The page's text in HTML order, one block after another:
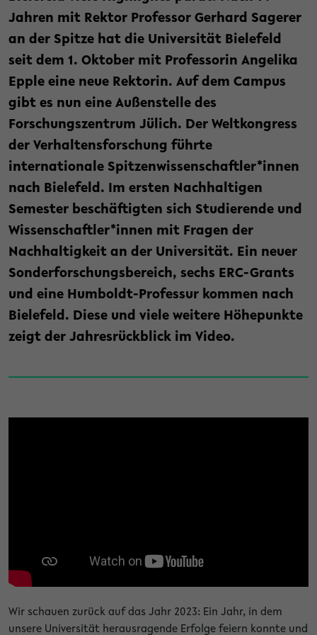
Jahren mit Rektor Professor Gerhard Sagerer
an der Spitze hat die Universität Bielefeld
seit dem 1. Oktober mit Professorin Angelika
Epple eine neue Rektorin. Auf dem Campus
gibt es nun eine Außenstelle des
Forschungszentrum Jülich. Der Weltkongress
der Verhaltensforschung führte
internationale Spitzenwissenschaftler*innen
nach Bielefeld. Im ersten Nachhaltigen
Semester beschäftigten sich Studierende und
Wissenschaftler*innen mit Fragen der
Nachhaltigkeit an der Universität. Ein neuer
Sonderforschungsbereich, sechs ERC-Grants
und eine Humboldt-Professur kommen nach
Bielefeld. Diese und viele weitere Höhepunkte
zeigt der Jahresrückblick im Video.
Wir schauen zurück auf das Jahr 2023: Ein Jahr, in dem
unsere Universität herausragende Erfolge feiern konnte und